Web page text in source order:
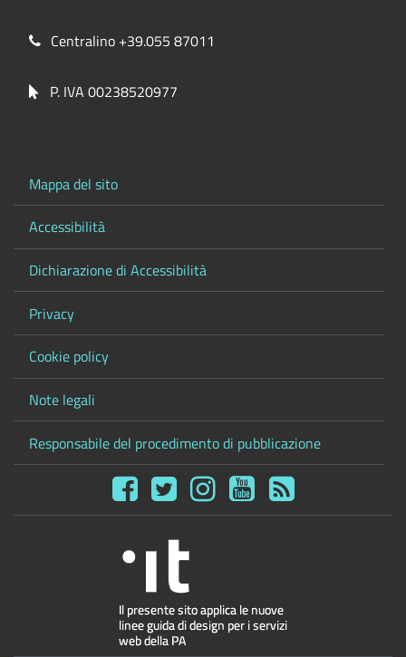
Centralino +39.055 87011
P. IVA 00238520977
Mappa del sito
Accessibilità
Dichiarazione di Accessibilità
Privacy
Cookie policy
Note legali
Responsabile del procedimento di pubblicazione